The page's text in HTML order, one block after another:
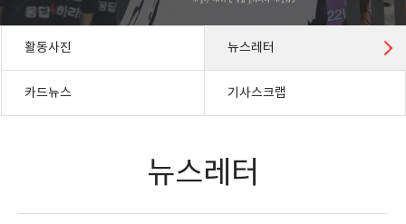
활동사진 뉴스레터
카드뉴스 기사스크랩
뉴스레터